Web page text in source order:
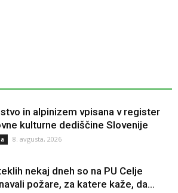
in alpinizem vpisana v register
kulturne dediščine Slovenije
8. avgusta, 2026
nekaj dneh so na PU Celje
požare, za katere kaže, da...